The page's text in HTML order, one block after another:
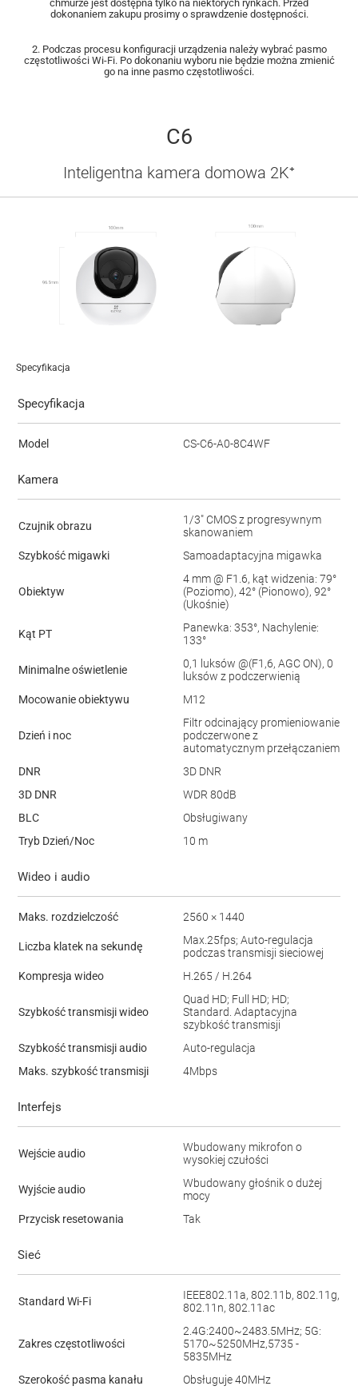
chmurze jest dostępna tylko na niektórych rynkach. Przed
dokonaniem zakupu prosimy o sprawdzenie dostępności.
2. Podczas procesu konfiguracji urządzenia należy wybrać pasmo
częstotliwości Wi-Fi. Po dokonaniu wyboru nie będzie można zmienić
go na inne pasmo częstotliwości.
C6
Inteligentna kamera domowa 2K⁺
Specyfikacja
Specyfikacja
Model CS-C6-A0-8C4WF
Kamera
Czujnik obrazu
1/3" CMOS z progresywnym
skanowaniem
Szybkość migawki
Samoadaptacyjna migawka
Obiektyw
4 mm @ F1.6, kąt widzenia: 79°
(Poziomo), 42° (Pionowo), 92°
(Ukośnie)
Kąt PT
Panewka: 353°, Nachylenie:
133°
Minimalne oświetlenie
0,1 luksów @(F1,6, AGC ON), 0
luksów z podczerwienią
Mocowanie obiektywu
M12
Dzień i noc
Filtr odcinający promieniowanie
podczerwone z
automatycznym przełączaniem
DNR
3D DNR
3D DNR
WDR 80dB
BLC
Obsługiwany
Tryb Dzień/Noc
10 m
Wideo i audio
Maks. rozdzielczość 2560 × 1440
Liczba klatek na sekundę
Max.25fps; Auto-regulacja
podczas transmisji sieciowej
Kompresja wideo
H.265 / H.264
Szybkość transmisji wideo
Quad HD; Full HD; HD;
Standard. Adaptacyjna
szybkość transmisji
Szybkość transmisji audio
Auto-regulacja
Maks. szybkość transmisji
4Mbps
Interfejs
Wejście audio
Wbudowany mikrofon o
wysokiej czułości
Wyjście audio
Wbudowany głośnik o dużej
mocy
Przycisk resetowania
Tak
Sieć
Standard Wi-Fi
IEEE802.11a, 802.11b, 802.11g,
802.11n, 802.11ac
Zakres częstotliwości
2.4G:2400~2483.5MHz; 5G:
5170~5250MHz,5735 -
5835MHz
Szerokość pasma kanału
Obsługuje 40MHz